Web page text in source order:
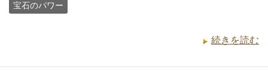
宝石のパワー
続きを読む